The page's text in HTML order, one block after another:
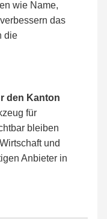
wie Name,
das
die
den Kanton
für
bleiben
und
Anbieter in